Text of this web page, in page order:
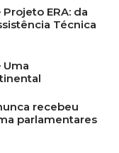
Projeto ERA: da
Técnica
Uma
recebeu
parlamentares